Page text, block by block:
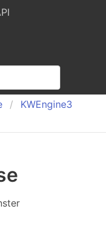
KWEngine3